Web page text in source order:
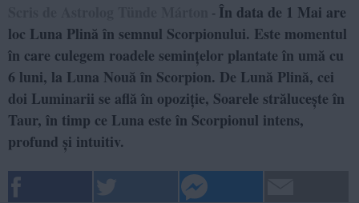
- În data de 1 Mai are
loc Luna Plină în semnul Scorpionului. Este momentul
în care culegem roadele semințelor plantate în umă cu
6 luni, la Luna Nouă în Scorpion. De Lună Plină, cei
doi Luminarii se află în opoziție, Soarele strălucește în
Taur, în timp ce Luna este în Scorpionul intens,
profund și intuitiv.